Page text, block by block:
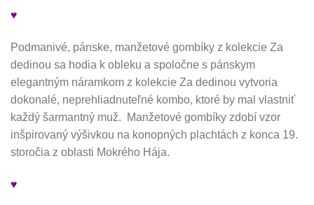
♥
Podmanivé, pánske, manžetové gombíky z kolekcie Za
dedinou sa hodia k obleku a spoločne s pánskym
elegantným náramkom z kolekcie Za dedinou vytvoria
dokonalé, neprehliadnuteľné kombo, ktoré by mal vlastniť
každý šarmantný muž. Manžetové gombíky zdobí vzor
inšpirovaný výšivkou na konopných plachtách z konca 19.
storočia z oblasti Mokrého Hája.
♥